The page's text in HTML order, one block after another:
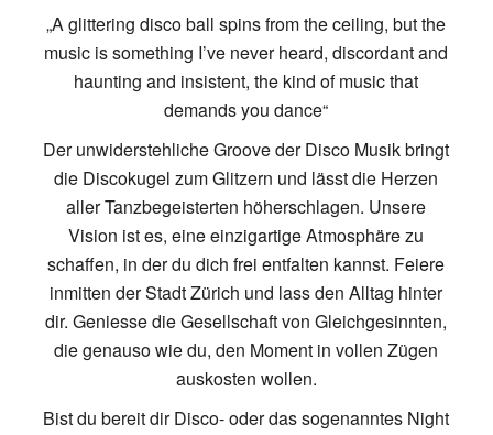
„A glittering disco ball spins from the ceiling, but the
music is something I’ve never heard, discordant and
haunting and insistent, the kind of music that
demands you dance“
Der unwiderstehliche Groove der Disco Musik bringt
die Discokugel zum Glitzern und lässt die Herzen
aller Tanzbegeisterten höherschlagen. Unsere
Vision ist es, eine einzigartige Atmosphäre zu
schaffen, in der du dich frei entfalten kannst. Feiere
inmitten der Stadt Zürich und lass den Alltag hinter
dir. Geniesse die Gesellschaft von Gleichgesinnten,
die genauso wie du, den Moment in vollen Zügen
auskosten wollen.
Bist du bereit dir Disco- oder das sogenanntes Night